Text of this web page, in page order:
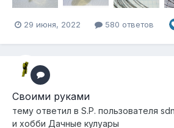
29 июня, 2022 580 ответов
Своими руками
тему ответил в S.P. пользователя
и хобби Дачные кулуары